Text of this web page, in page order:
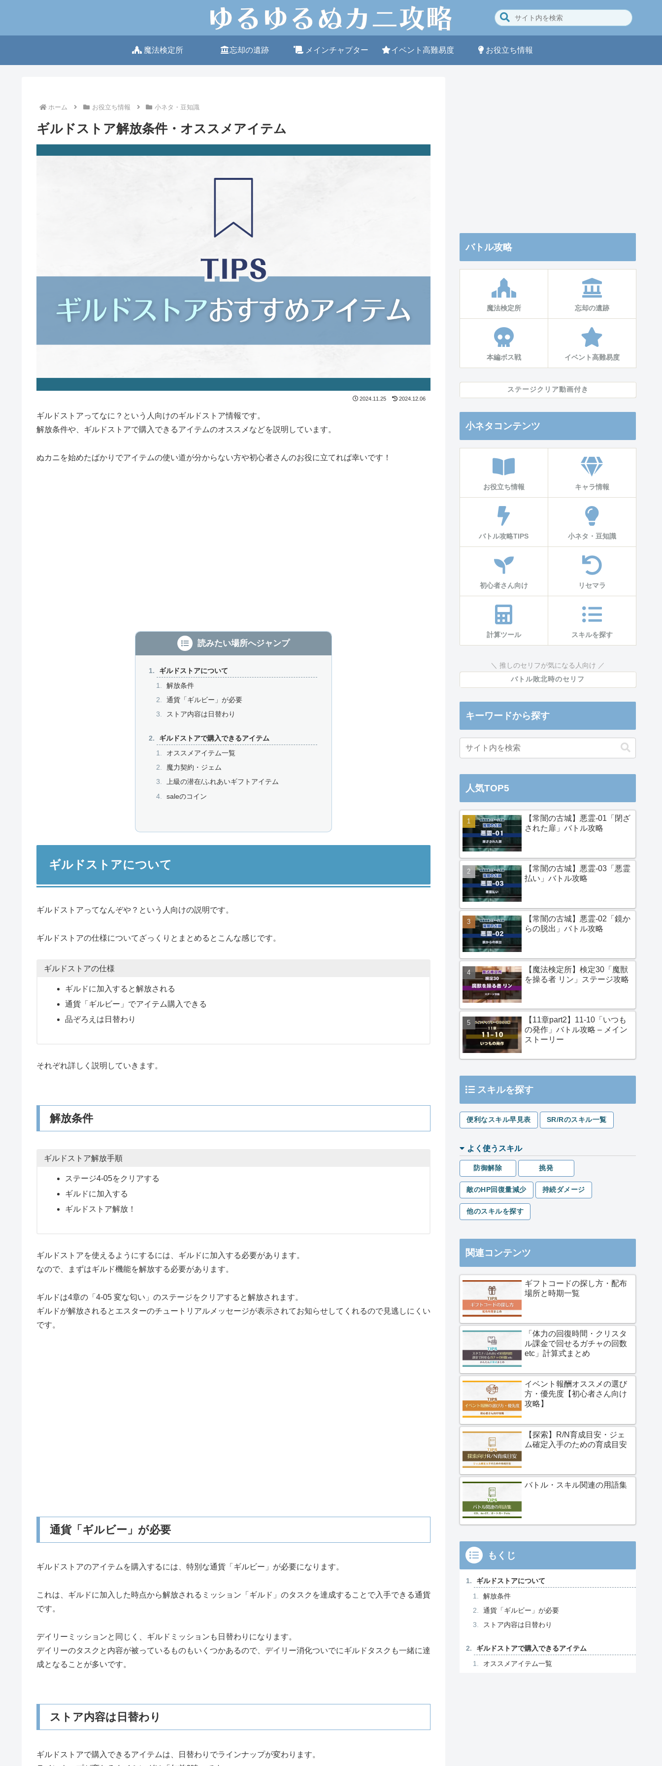
魔法検定所 忘却の遺跡 メインチャプター イベント高難易度 お役立ち情報
ホーム お役立ち情報 小ネタ・豆知識
ギルドストア解放条件・オススメアイテム
2024.11.25 2024.12.06
ギルドストアってなに？という人向けのギルドストア情報です。
解放条件や、ギルドストアで購入できるアイテムのオススメなどを説明しています。
ぬカニを始めたばかりでアイテムの使い道が分からない方や初心者さんのお役に立てれば幸いです！
読みたい場所へジャンプ
ギルドストアについて
解放条件
通貨「ギルビー」が必要
ストア内容は日替わり
ギルドストアで購入できるアイテム
オススメアイテム一覧
魔力契約・ジェム
上級の潜在/ふれあいギフトアイテム
saleのコイン
ギルドストアについて
ギルドストアってなんぞや？という人向けの説明です。
ギルドストアの仕様についてざっくりとまとめるとこんな感じです。
ギルドストアの仕様
ギルドに加入すると解放される
通貨「ギルビー」でアイテム購入できる
品ぞろえは日替わり
それぞれ詳しく説明していきます。
解放条件
ギルドストア解放手順
ステージ4-05をクリアする
ギルドに加入する
ギルドストア解放！
ギルドストアを使えるようにするには、ギルドに加入する必要があります。
なので、まずはギルド機能を解放する必要があります。
ギルドは4章の「4-05 変な匂い」のステージをクリアすると解放されます。
ギルドが解放されるとエスターのチュートリアルメッセージが表示されてお知らせしてくれるので見逃しにくい
です。
通貨「ギルビー」が必要
ギルドストアのアイテムを購入するには、特別な通貨「ギルビー」が必要になります。
これは、ギルドに加入した時点から解放されるミッション「ギルド」のタスクを達成することで入手できる通貨
です。
デイリーミッションと同じく、ギルドミッションも日替わりになります。
デイリーのタスクと内容が被っているものもいくつかあるので、デイリー消化ついでにギルドタスクも一緒に達
成となることが多いです。
ストア内容は日替わり
ギルドストアで購入できるアイテムは、日替わりでラインナップが変わります。
バトル攻略
魔法検定所 忘却の遺跡
本編ボス戦 イベント高難易度
ステージクリア動画付き
小ネタコンテンツ
お役立ち情報 キャラ情報
バトル攻略TIPS 小ネタ・豆知識
初心者さん向け リセマラ
計算ツール スキルを探す
推しのセリフが気になる人向け
バトル敗北時のセリフ
キーワードから探す
人気TOP5
【常闇の古城】悪霊-01「閉ざ
された扉」バトル攻略
【常闇の古城】悪霊-03「悪霊
払い」バトル攻略
【常闇の古城】悪霊-02「鏡か
らの脱出」バトル攻略
【魔法検定所】検定30「魔獣
を操る者 リン」ステージ攻略
【11章part2】11-10「いつも
の発作」バトル攻略 – メイン
ストーリー
スキルを探す
便利なスキル早見表 SR/Rのスキル一覧
よく使うスキル
防御解除 挑発
敵のHP回復量減少 持続ダメージ
他のスキルを探す
関連コンテンツ
ギフトコードの探し方・配布
場所と時期一覧
「体力の回復時間・クリスタ
ル課金で回せるガチャの回数
etc」計算式まとめ
イベント報酬オススメの選び
方・優先度【初心者さん向け
攻略】
【探索】R/N育成目安・ジェ
ム確定入手のための育成目安
バトル・スキル関連の用語集
もくじ
ギルドストアについて
解放条件
通貨「ギルビー」が必要
ストア内容は日替わり
ギルドストアで購入できるアイテム
オススメアイテム一覧